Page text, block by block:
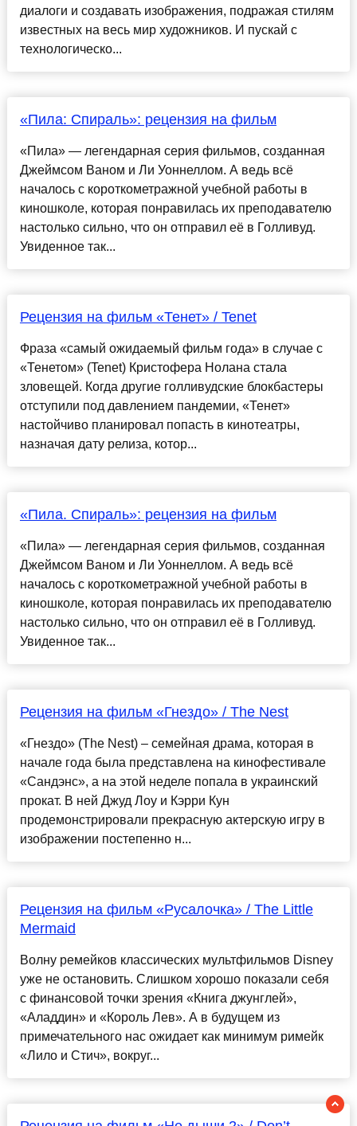
диалоги и создавать изображения, подражая стилям
известных на весь мир художников. И пускай с
технологическо...
«Пила: Спираль»: рецензия на фильм
«Пила» — легендарная серия фильмов, созданная
Джеймсом Ваном и Ли Уоннеллом. А ведь всё
началось с короткометражной учебной работы в
киношколе, которая понравилась их преподавателю
настолько сильно, что он отправил её в Голливуд.
Увиденное так...
Рецензия на фильм «Тенет» / Tenet
Фраза «самый ожидаемый фильм года» в случае с
«Тенетом» (Tenet) Кристофера Нолана стала
зловещей. Когда другие голливудские блокбастеры
отступили под давлением пандемии, «Тенет»
настойчиво планировал попасть в кинотеатры,
назначая дату релиза, котор...
«Пила. Спираль»: рецензия на фильм
«Пила» — легендарная серия фильмов, созданная
Джеймсом Ваном и Ли Уоннеллом. А ведь всё
началось с короткометражной учебной работы в
киношколе, которая понравилась их преподавателю
настолько сильно, что он отправил её в Голливуд.
Увиденное так...
Рецензия на фильм «Гнездо» / The Nest
«Гнездо» (The Nest) – семейная драма, которая в
начале года была представлена на кинофестивале
«Сандэнс», а на этой неделе попала в украинский
прокат. В ней Джуд Лоу и Кэрри Кун
продемонстрировали прекрасную актерскую игру в
изображении постепенно н...
Рецензия на фильм «Русалочка» / The Little
Mermaid
Волну ремейков классических мультфильмов Disney
уже не остановить. Слишком хорошо показали себя
с финансовой точки зрения «Книга джунглей»,
«Аладдин» и «Король Лев». А в будущем из
примечательного нас ожидает как минимум римейк
«Лило и Стич», вокруг...